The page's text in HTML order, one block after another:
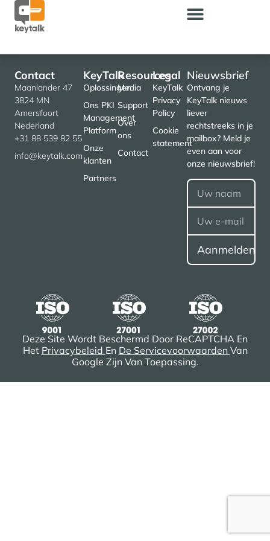
KeyTalk
Oplossingen
Ons PKI
Management
Platform
Onze
klanten
Partners
Resources
Media
Support
Over
ons
Contact
Legal
KeyTalk
Privacy
Policy
Cookie
statement
Contact
Maanlander 47
3824 MN
Amersfoort
Nederland
+31 88 539 82 55
info@keytalk.com
Nieuwsbrief
Ontvang je
KeyTalk nieuws
liever
rechtstreeks in je
mailbox? Meld je
even aan voor
onze nieuwsbrief!
Deze Site Wordt Beschermd Door ReCAPTCHA En
Het Privacybeleid En De Servicevoorwaarden Van
Google Zijn Van Toepassing.